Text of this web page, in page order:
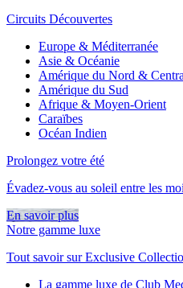
Circuits Découvertes
Europe & Méditerranée
Asie & Océanie
Amérique du Nord &
Amérique du Sud
Afrique & Moyen-Orient
Caraïbes
Océan Indien
Prolongez votre été
Évadez-vous au soleil entre les
En savoir plus
Notre gamme luxe
Tout savoir sur Exclusive
La gamme luxe de Club